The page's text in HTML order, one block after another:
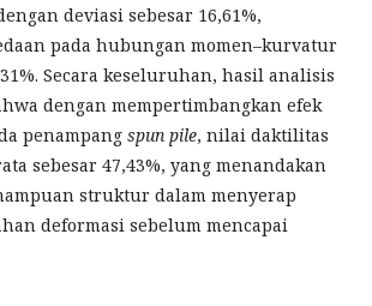
deviasi sebesar 16,61%,
pada hubungan momen–kurvatur
Secara keseluruhan, hasil analisis
dengan mempertimbangkan efek
penampang spun pile, nilai daktilitas
sebesar 47,43%, yang menandakan
struktur dalam menyerap
deformasi sebelum mencapai